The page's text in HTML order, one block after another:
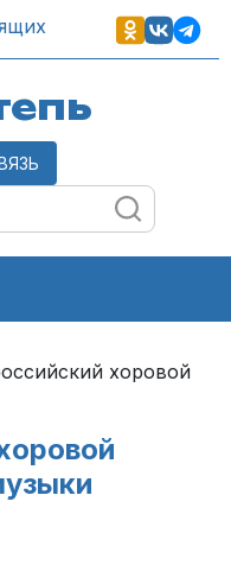
хоровой